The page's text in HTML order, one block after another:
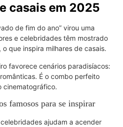
casais em 2025
de fim do ano” virou uma
e celebridades têm mostrado
que inspira milhares de casais.
favorece cenários paradisíacos:
É o combo perfeito
cinematográfico.
famosos para se inspirar
ajudam a acender